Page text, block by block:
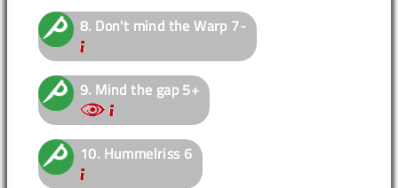
8. Don't mind the Warp 7-
9. Mind the gap 5+
10. Hummelriss6